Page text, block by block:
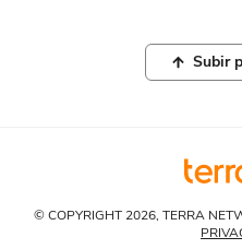
Subir
© COPYRIGHT 2026, TERRA